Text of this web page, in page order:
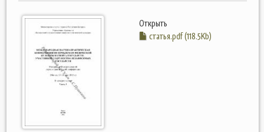
Открыть
статья.pdf (118.5Kb)